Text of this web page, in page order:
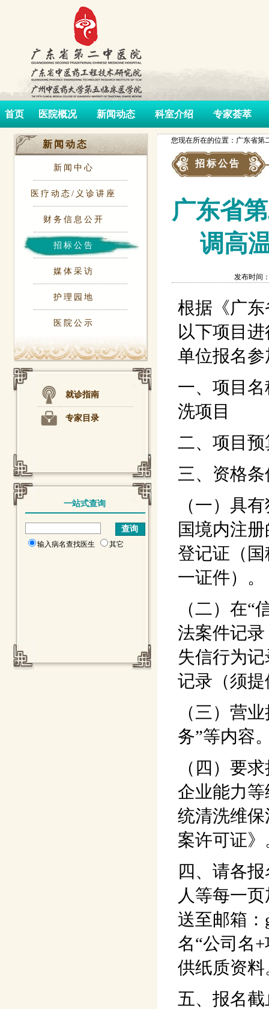
首页 医院概况 新闻动态 科室介绍 专家荟萃
新闻动态
新闻中心
医疗动态/义诊讲座
财务信息公开
招标公告
媒体采访
护理园地
医院公示
就诊指南
专家目录
一站式查询
输入病名查找医生 其它
您现在所在的位置：广东省第
招标公告
广东省
调高
发布时间
根据《广
以下项目
单位报名参
一、项目
洗项目
二、项目
三、资格
（一）具
国境内注
登记证（
一证件）。
（二）在
法案件记
失信行为
记录（须
（三）营
务”等内容
（四）要
企业能力
统清洗维
案许可证》
四、请各
人等每一
送至邮箱：
名“公司名
供纸质资料
五、报名截